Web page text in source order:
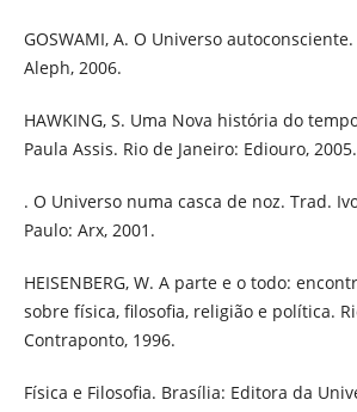
GOSWAMI, A. O Universo
Aleph, 2006.
HAWKING, S. Uma Nova história do
Paula Assis. Rio de Janeiro: Ediouro, 2005.
. O Universo numa casca de noz. Trad.
Paulo: Arx, 2001.
HEISENBERG, W. A parte e o todo:
sobre física, filosofia, religião e política.
Contraponto, 1996.
Física e Filosofia. Brasília: Editora da